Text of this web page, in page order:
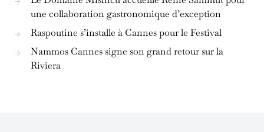
une collaboration gastronomique d’exception
Raspoutine s’installe à Cannes pour le Festival
Nammos Cannes signe son grand retour sur la
Riviera